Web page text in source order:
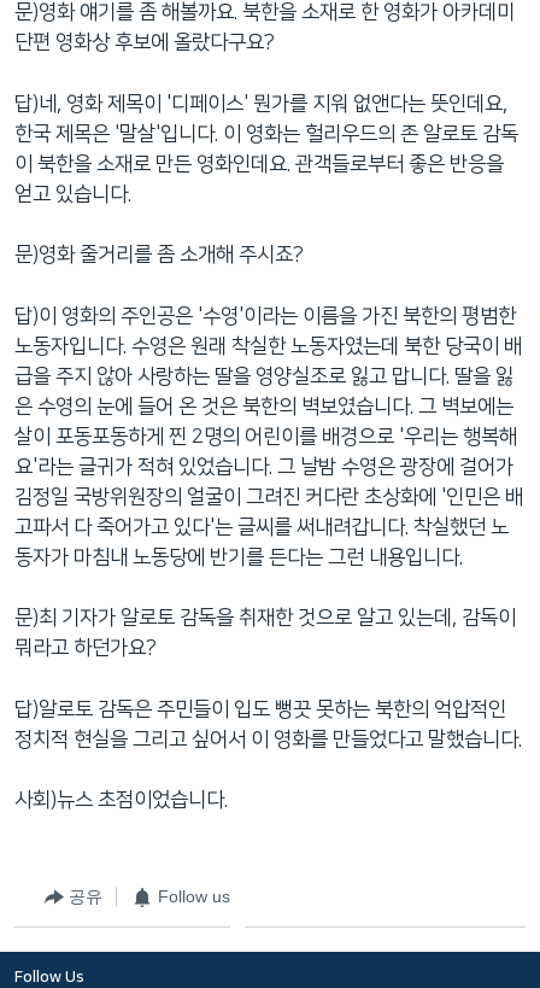
문)영화 얘기를 좀 해볼까요. 북한을 소재로 한 영화가 아카데미
단편 영화상 후보에 올랐다구요?
답)네, 영화 제목이 '디페이스' 뭔가를 지워 없앤다는 뜻인데요,
한국 제목은 '말살'입니다. 이 영화는 헐리우드의 존 알로토 감독
이 북한을 소재로 만든 영화인데요. 관객들로부터 좋은 반응을
얻고 있습니다.
문)영화 줄거리를 좀 소개해 주시죠?
답)이 영화의 주인공은 '수영'이라는 이름을 가진 북한의 평범한
노동자입니다. 수영은 원래 착실한 노동자였는데 북한 당국이 배
급을 주지 않아 사랑하는 딸을 영양실조로 잃고 맙니다. 딸을 잃
은 수영의 눈에 들어 온 것은 북한의 벽보였습니다. 그 벽보에는
살이 포동포동하게 찐 2명의 어린이를 배경으로 '우리는 행복해
요'라는 글귀가 적혀 있었습니다. 그 날밤 수영은 광장에 걸어가
김정일 국방위원장의 얼굴이 그려진 커다란 초상화에 '인민은 배
고파서 다 죽어가고 있다'는 글씨를 써내려갑니다. 착실했던 노
동자가 마침내 노동당에 반기를 든다는 그런 내용입니다.
문)최 기자가 알로토 감독을 취재한 것으로 알고 있는데, 감독이
뭐라고 하던가요?
답)알로토 감독은 주민들이 입도 뻥끗 못하는 북한의 억압적인
정치적 현실을 그리고 싶어서 이 영화를 만들었다고 말했습니다.
사회)뉴스 초점이었습니다.
공유 Follow us
Follow Us